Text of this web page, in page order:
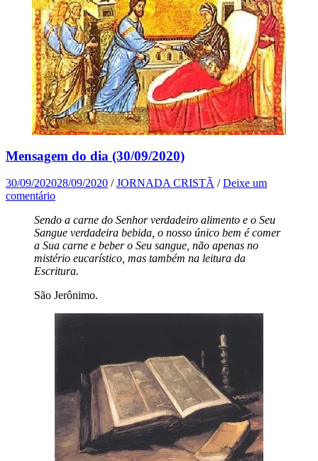
Mensagem do dia (30/09/2020)
30/09/202028/09/2020 /JORNADA CRISTÃ /Deixe um
comentário
Sendo a carne do Senhor verdadeiro alimento e o Seu
Sangue verdadeira bebida, o nosso único bem é comer
a Sua carne e beber o Seu sangue, não apenas no
mistério eucarístico, mas também na leitura da
Escritura.
São Jerônimo.